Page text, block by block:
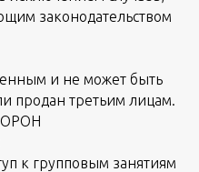
законодательством
и не может быть
продан третьим лицам.
к групповым занятиям